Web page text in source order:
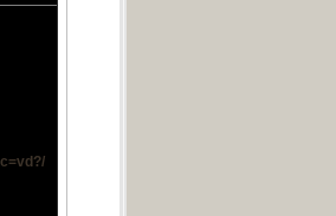
/?no=127540&ac=vd >